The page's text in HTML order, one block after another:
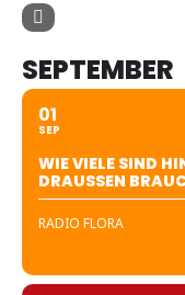
SEPTEMBER
01
SEP
WIE VIELE SIND
DRAUSSEN
RADIO FLORA